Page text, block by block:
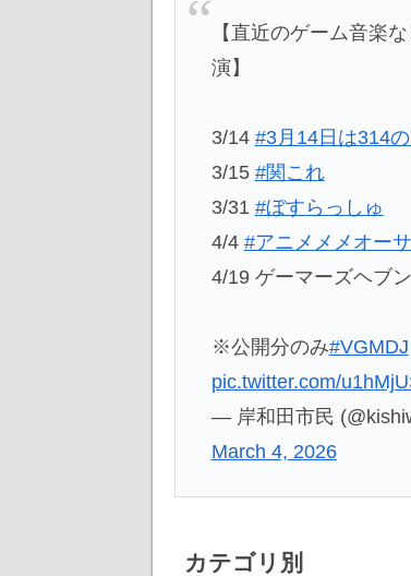
【直近のゲーム音楽
演】
3/14 #3月14日は314の
3/15 #関これ
3/31 #ぼすらっしゅ
4/4 #アニメメメオー
4/19 ゲーマーズヘブン
※公開分のみ#VGMDJ
pic.twitter.com/
— 岸和田市民
March 4, 2026
カテゴリ別